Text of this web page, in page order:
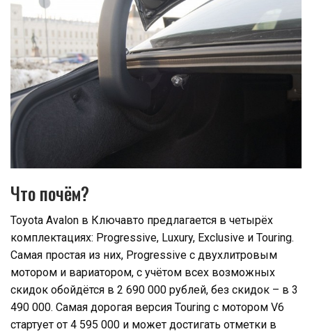
Что почём?
Toyota Avalon в Ключавто предлагается в четырёх
комплектациях: Progressive, Luxury, Exclusive и Touring.
Самая простая из них, Progressive с двухлитровым
мотором и вариатором, с учётом всех возможных
скидок обойдётся в 2 690 000 рублей, без скидок – в 3
490 000. Самая дорогая версия Touring с мотором V6
стартует от 4 595 000 и может достигать отметки в